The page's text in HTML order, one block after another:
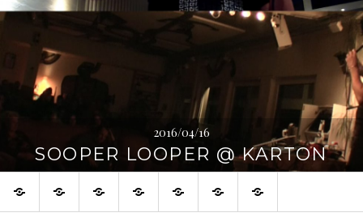
2016/04/16
SOOPER LOOPER @ KARTON
SHOP Blog Flowin
IMMO
Live
Shows
Produktive
Partner
Links Impressum